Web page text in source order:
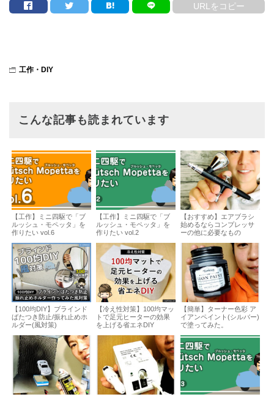
URLをコピー
工作・DIY
こんな記事も読まれています
【工作】ミニ四駆で「ブ
ルッシュ・モペッタ」を
作りたい vol.6
【工作】ミニ四駆で「ブ
ルッシュ・モペッタ」を
作りたい vol.2
【おすすめ】エアブラシ
始めるならコンプレッサ
ーの他に必要なもの
【100均DIY】ブラインド
ばたつき防止/振れ止めホ
ルダー(風対策)
【冷え性対策】100均マッ
トで足元ヒーターの効果
を上げる省エネDIY
【簡単】ターナー色彩 ア
イアンペイント(シルバー)
で塗ってみた。